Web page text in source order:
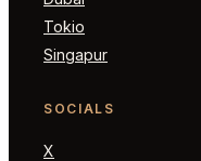
Tokio
Singapur
SOCIALS
X